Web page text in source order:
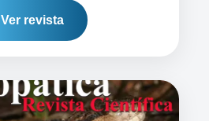
Ver revista